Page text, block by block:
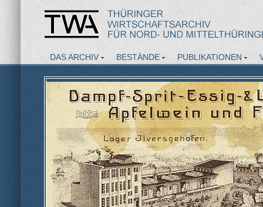
DAS ARCHIV BESTÄNDE PUBLIKATIONEN